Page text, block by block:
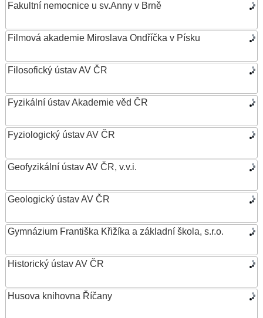
Fakultní nemocnice u sv.Anny v Brně
Filmová akademie Miroslava Ondříčka v Písku
Filosofický ústav AV ČR
Fyzikální ústav Akademie věd ČR
Fyziologický ústav AV ČR
Geofyzikální ústav AV ČR, v.v.i.
Geologický ústav AV ČR
Gymnázium Františka Křižíka a základní škola, s.r.o.
Historický ústav AV ČR
Husova knihovna Říčany